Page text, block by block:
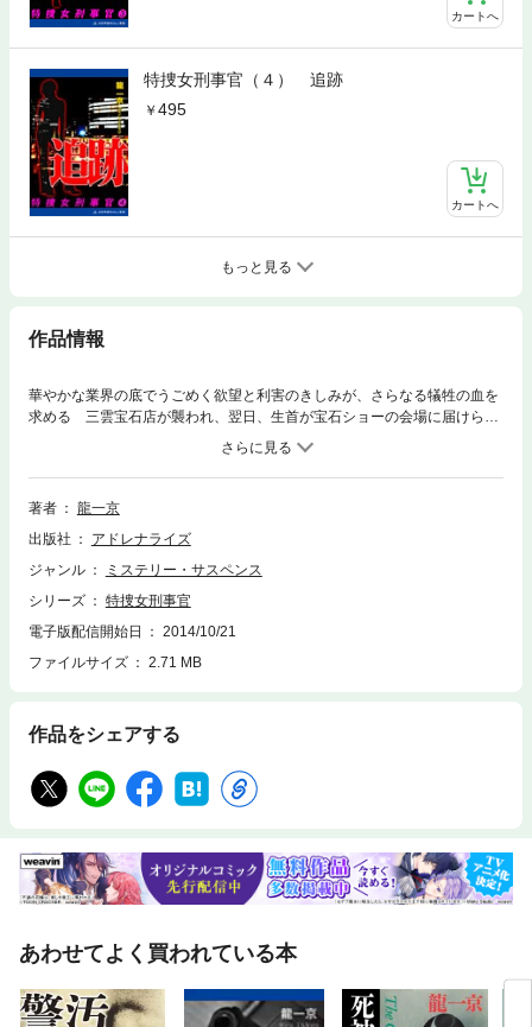
カートへ
特捜女刑事官（４） 追跡
495
カートへ
もっと見る
作品情報
華やかな業界の底でうごめく欲望と利害のきしみが、さらなる犠牲の血を
求める 三雲宝石店が襲われ、翌日、生首が宝石ショーの会場に届けられ
る猟奇事件が発生した。指名手配された店の支配人は宝石を持ったまま惨
殺され、さらに店の筆頭株主の都議会議員も死体となっていた。何故関係
者が次々と…。苦悩する警視庁の北条千里刑事官は、やがて怨恨の線から
迷宮入りした15年前のある事件に真相が隠されていたことを掴むが…。長
庫県警察、司法警察官として主に公安を担当する。退職後、コンサルタン
ト業等を経て、作家に転身。著者の実体験をふんだんに織り込んだ、リア
庫）、『狂った正義』（廣済堂文庫）、『鬼刑事（デカ）謀殺痕』（祥伝
社文庫）、『重犯』『虐讐』（徳間文庫）など著書多数。
著者
龍一京
出版社
アドレナライズ
ジャンル
ミステリー・サスペンス
シリーズ
特捜女刑事官
電子版配信開始日
2014/10/21
ファイルサイズ
2.71 MB
作品をシェアする
あわせてよく買われている本